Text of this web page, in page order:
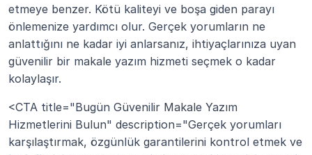
etmeye benzer. Kötü kaliteyi ve boşa giden parayı
önlemenize yardımcı olur. Gerçek yorumların ne
anlattığını ne kadar iyi anlarsanız, ihtiyaçlarınıza uyan
güvenilir bir makale yazım hizmeti seçmek o kadar
kolaylaşır.
<CTA title="Bugün Güvenilir Makale Yazım
Hizmetlerini Bulun" description="Gerçek yorumları
karşılaştırmak, özgünlük garantilerini kontrol etmek ve